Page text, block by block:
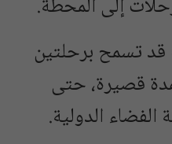
قد تسمح برحلتين
قصيرة، حتى
الدولية.